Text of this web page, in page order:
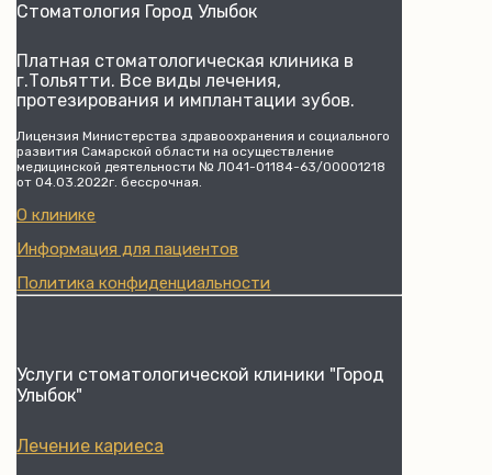
Стоматология Город Улыбок
Платная стоматологическая клиника в
г.Тольятти. Все виды лечения,
протезирования и имплантации зубов.
Лицензия Министерства здравоохранения и социального
развития Самарской области на осуществление
медицинской деятельности № Л041-01184-63/00001218
от 04.03.2022г. бессрочная.
О клинике
Информация для пациентов
Политика конфиденциальности
Услуги стоматологической клиники "Город
Улыбок"
Лечение кариеса